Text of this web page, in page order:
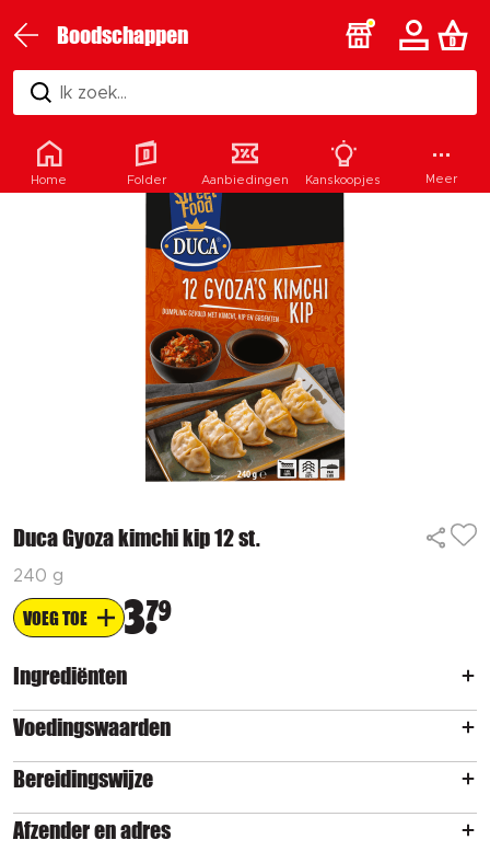
Boodschappen
Ik zoek...
Duca Gyoza kimchi kip 12 st.
240 g
VOEG TOE 379
Ingrediënten
Voedingswaarden
Bereidingswijze
Afzender en adres
Home Folder Aanbiedingen Kanskoopjes Meer